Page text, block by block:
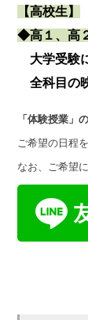
【高校生】
◆高１、高
大学受験
全科目の
「体験授業」
ご希望の日程
なお、ご希望